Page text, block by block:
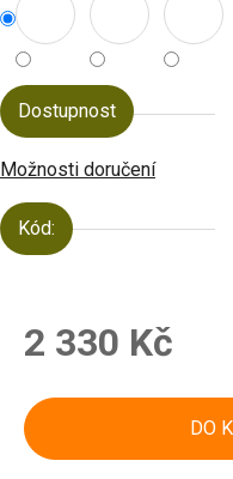
Dostupnost
Možnosti doručení
Kód:
2 330 Kč
DO